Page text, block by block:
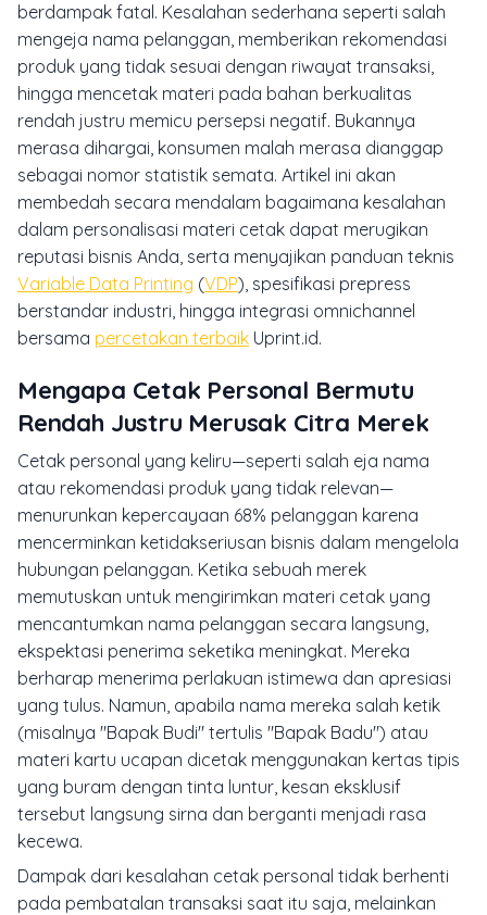
berdampak fatal. Kesalahan sederhana seperti salah
mengeja nama pelanggan, memberikan rekomendasi
produk yang tidak sesuai dengan riwayat transaksi,
hingga mencetak materi pada bahan berkualitas
rendah justru memicu persepsi negatif. Bukannya
merasa dihargai, konsumen malah merasa dianggap
sebagai nomor statistik semata. Artikel ini akan
membedah secara mendalam bagaimana kesalahan
dalam personalisasi materi cetak dapat merugikan
reputasi bisnis Anda, serta menyajikan panduan teknis
Variable Data Printing (VDP), spesifikasi prepress
berstandar industri, hingga integrasi omnichannel
bersama percetakan terbaik Uprint.id.
Mengapa Cetak Personal Bermutu
Rendah Justru Merusak Citra Merek
Cetak personal yang keliru—seperti salah eja nama
atau rekomendasi produk yang tidak relevan—
menurunkan kepercayaan 68% pelanggan karena
mencerminkan ketidakseriusan bisnis dalam mengelola
hubungan pelanggan. Ketika sebuah merek
memutuskan untuk mengirimkan materi cetak yang
mencantumkan nama pelanggan secara langsung,
ekspektasi penerima seketika meningkat. Mereka
berharap menerima perlakuan istimewa dan apresiasi
yang tulus. Namun, apabila nama mereka salah ketik
(misalnya "Bapak Budi" tertulis "Bapak Badu") atau
materi kartu ucapan dicetak menggunakan kertas tipis
yang buram dengan tinta luntur, kesan eksklusif
tersebut langsung sirna dan berganti menjadi rasa
kecewa.
Dampak dari kesalahan cetak personal tidak berhenti
pada pembatalan transaksi saat itu saja, melainkan